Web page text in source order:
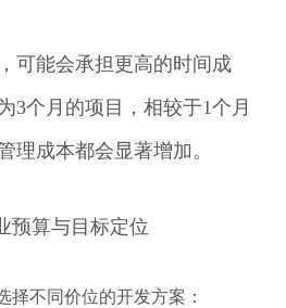
可能会承担更高的时间成
3个月的项目，相较于1个月
理成本都会显著增加。
预算与目标定位
择不同价位的开发方案：